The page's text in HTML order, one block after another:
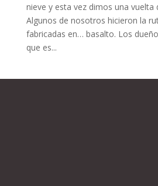
nieve y esta vez dimos una vuelta
Algunos de nosotros hicieron la
fabricadas en… basalto. Los
que es...